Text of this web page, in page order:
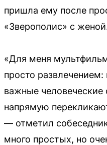
пришла ему после
«Зверополис» с
«Для меня
просто
важные
напрямую
— отметил
много простых, но